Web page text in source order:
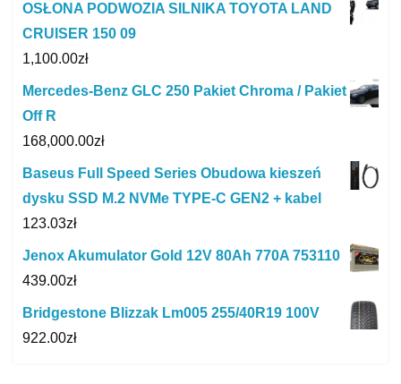
OSŁONA PODWOZIA SILNIKA TOYOTA LAND
CRUISER 150 09
1,100.00zł
Mercedes-Benz GLC 250 Pakiet Chroma / Pakiet
Off R
168,000.00zł
Baseus Full Speed Series Obudowa kieszeń
dysku SSD M.2 NVMe TYPE-C GEN2 + kabel
123.03zł
Jenox Akumulator Gold 12V 80Ah 770A 753110
439.00zł
Bridgestone Blizzak Lm005 255/40R19 100V
922.00zł